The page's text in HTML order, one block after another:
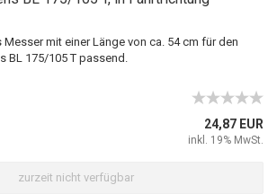
mit einer Länge von ca. 54 cm für den
BL 175/105 T passend.
24,87 EUR
inkl. 19% MwSt.
zurzeit nicht verfügbar